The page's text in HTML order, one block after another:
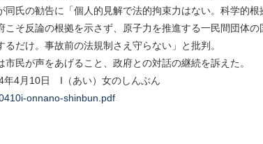
同氏の勧告に「個人的見解で法的拘束力はない。科学的根
こそ反論の根拠を示さず、原子力を推進する一民間団体
るだけ。事故前の法規制さえ守らない」と批判。
市民が声をあげること、政府との対話の継続を訴えた。
年4月10日 I（あい）女のしんぶん
onnano-shinbun.pdf